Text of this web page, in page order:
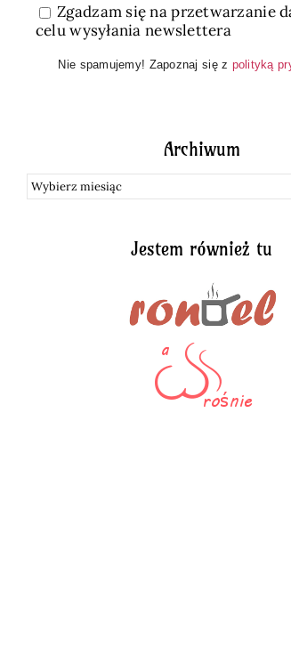
Zgadzam się na przetwarzanie
celu wysyłania newslettera
Nie spamujemy! Zapoznaj się z polityką
Archiwum
Archiwum
Jestem również tu